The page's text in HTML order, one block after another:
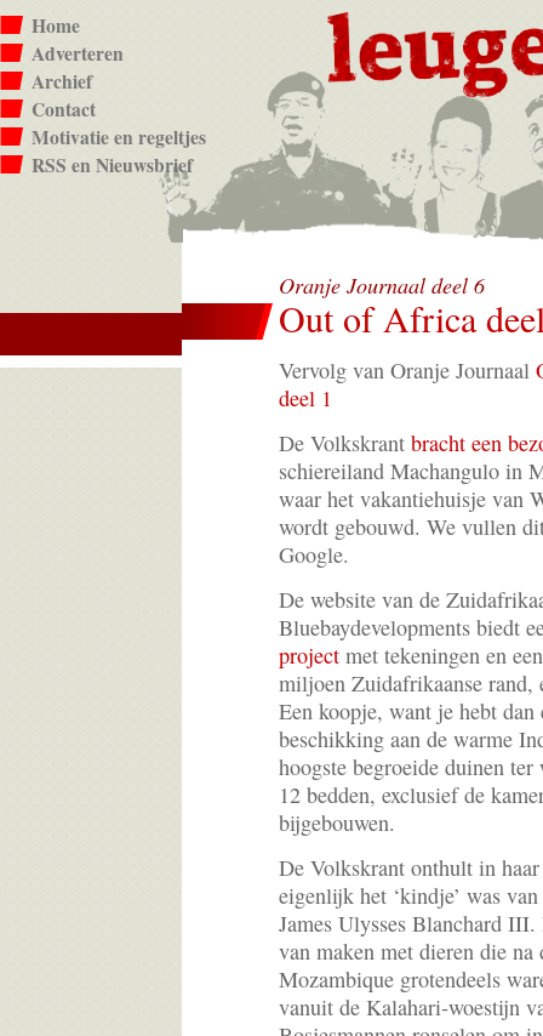
Home
Adverteren
Archief
Contact
Motivatie en regeltjes
RSS en Nieuwsbrief
Oranje Journaal deel 6
Out of Africa
Vervolg van Oranje Journaal
deel 1
De Volkskrant bracht een
schiereiland Machangulo in
waar het vakantiehuisje van
wordt gebouwd. We vullen
Google.
De website van de
Bluebaydevelopments biedt
project met tekeningen en
miljoen Zuidafrikaanse
Een koopje, want je hebt
beschikking aan de warme
hoogste begroeide duinen
12 bedden, exclusief de
bijgebouwen.
De Volkskrant onthult in
eigenlijk het ‘kindje’ was
James Ulysses Blanchard
van maken met dieren die
Mozambique grotendeels
vanuit de Kalahari-woestijn